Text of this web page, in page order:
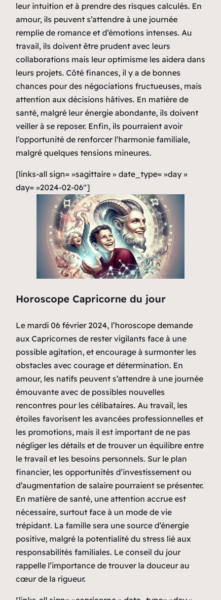
leur intuition et à prendre des risques calculés. En
amour, ils peuvent s’attendre à une journée
remplie de romance et d’émotions intenses. Au
travail, ils doivent être prudent avec leurs
collaborations mais leur optimisme les aidera dans
leurs projets. Côté finances, il y a de bonnes
chances pour des négociations fructueuses, mais
attention aux décisions hâtives. En matière de
santé, malgré leur énergie abondante, ils doivent
veiller à se reposer. Enfin, ils pourraient avoir
l’opportunité de renforcer l’harmonie familiale,
malgré quelques tensions mineures.
[links-all sign= »sagittaire » date_type= »day »
day= »2024-02-06″]
Horoscope Capricorne du jour
Le mardi 06 février 2024, l’horoscope demande
aux Capricornes de rester vigilants face à une
possible agitation, et encourage à surmonter les
obstacles avec courage et détermination. En
amour, les natifs peuvent s’attendre à une journée
émouvante avec de possibles nouvelles
rencontres pour les célibataires. Au travail, les
étoiles favorisent les avancées professionnelles et
les promotions, mais il est important de ne pas
négliger les détails et de trouver un équilibre entre
le travail et les besoins personnels. Sur le plan
financier, les opportunités d’investissement ou
d’augmentation de salaire pourraient se présenter.
En matière de santé, une attention accrue est
nécessaire, surtout face à un mode de vie
trépidant. La famille sera une source d’énergie
positive, malgré la potentialité du stress lié aux
responsabilités familiales. Le conseil du jour
rappelle l’importance de trouver la douceur au
cœur de la rigueur.